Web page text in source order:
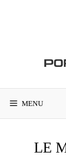
MENU
LE